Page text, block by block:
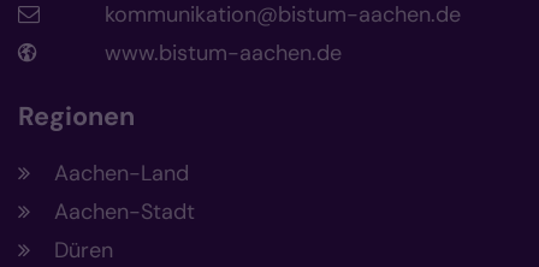
kommunikation@bistum-aachen.de
www.bistum-aachen.de
Regionen
Aachen-Land
Aachen-Stadt
Düren